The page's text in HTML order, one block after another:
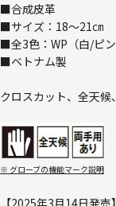
■合成皮革
■サイズ：18～21㎝
■全3色：WP（白/ピン
■ベトナム製
クロスカット、全天候
※ グローブの機能マーク説明